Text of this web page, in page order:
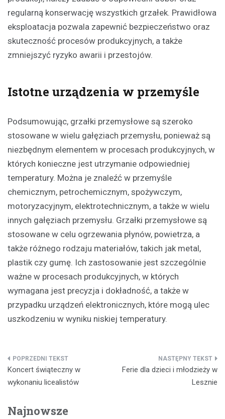
regularną konserwację wszystkich grzałek. Prawidłowa
eksploatacja pozwala zapewnić bezpieczeństwo oraz
skuteczność procesów produkcyjnych, a także
zmniejszyć ryzyko awarii i przestojów.
Istotne urządzenia w przemyśle
Podsumowując, grzałki przemysłowe są szeroko
stosowane w wielu gałęziach przemysłu, ponieważ są
niezbędnym elementem w procesach produkcyjnych, w
których konieczne jest utrzymanie odpowiedniej
temperatury. Można je znaleźć w przemyśle
chemicznym, petrochemicznym, spożywczym,
motoryzacyjnym, elektrotechnicznym, a także w wielu
innych gałęziach przemysłu. Grzałki przemysłowe są
stosowane w celu ogrzewania płynów, powietrza, a
także różnego rodzaju materiałów, takich jak metal,
plastik czy gumę. Ich zastosowanie jest szczególnie
ważne w procesach produkcyjnych, w których
wymagana jest precyzja i dokładność, a także w
przypadku urządzeń elektronicznych, które mogą ulec
uszkodzeniu w wyniku niskiej temperatury.
Nawigacja
wpisu
Koncert świąteczny w
wykonaniu licealistów
Ferie dla dzieci i młodzieży w
Lesznie
Najnowsze